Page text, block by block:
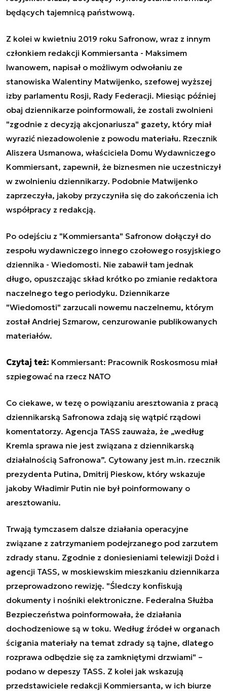
będących tajemnicą państwową.
Z kolei w kwietniu 2019 roku Safronow, wraz z innym
członkiem redakcji Kommiersanta - Maksimem
Iwanowem, napisał o możliwym odwołaniu ze
stanowiska Walentiny Matwijenko, szefowej wyższej
izby parlamentu Rosji, Rady Federacji. Miesiąc później
obaj dziennikarze poinformowali, że zostali zwolnieni
"zgodnie z decyzją akcjonariusza" gazety, który miał
wyrazić niezadowolenie z powodu materiału. Rzecznik
Aliszera Usmanowa, właściciela Domu Wydawniczego
Kommiersant, zapewnił, że biznesmen nie uczestniczył
w zwolnieniu dziennikarzy. Podobnie Matwijenko
zaprzeczyła, jakoby przyczyniła się do zakończenia ich
współpracy z redakcją.
Po odejściu z "Kommiersanta" Safronow dołączył do
zespołu wydawniczego innego czołowego rosyjskiego
dziennika - Wiedomosti. Nie zabawił tam jednak
długo, opuszczając skład krótko po zmianie redaktora
naczelnego tego periodyku. Dziennikarze
"Wiedomosti" zarzucali nowemu naczelnemu, którym
został Andriej Szmarow, cenzurowanie publikowanych
materiałów.
Czytaj też: Kommiersant: Pracownik Roskosmosu miał
szpiegować na rzecz NATO
Co ciekawe, w tezę o powiązaniu aresztowania z pracą
dziennikarską Safronowa zdają się wątpić rządowi
komentatorzy. Agencja TASS zauważa, że „według
Kremla sprawa nie jest związana z dziennikarską
działalnością Safronowa”. Cytowany jest m.in. rzecznik
prezydenta Putina, Dmitrij Pieskow, który wskazuje
jakoby Władimir Putin nie był poinformowany o
aresztowaniu.
Trwają tymczasem dalsze działania operacyjne
związane z zatrzymaniem podejrzanego pod zarzutem
zdrady stanu. Zgodnie z doniesieniami telewizji Dożd i
agencji TASS, w moskiewskim mieszkaniu dziennikarza
przeprowadzono rewizję. "Śledczy konfiskują
dokumenty i nośniki elektroniczne. Federalna Służba
Bezpieczeństwa poinformowała, że działania
dochodzeniowe są w toku. Według źródeł w organach
ścigania materiały na temat zdrady są tajne, dlatego
rozprawa odbędzie się za zamkniętymi drzwiami" –
podano w depeszy TASS. Z kolei jak wskazują
przedstawiciele redakcji Kommiersanta, w ich biurze